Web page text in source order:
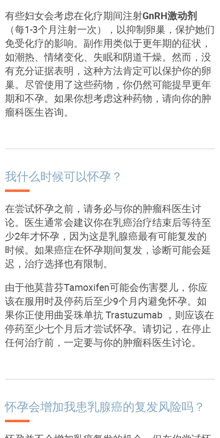
有些妇女会考虑在化疗期间注射GnRH激动剂
（每1-3个月注射一次），以抑制卵巢，保护她们
免受化疗的影响。副作用类似于更年期的征状，
如潮热、情绪变化、失眠和阴道干燥。然而，没
有充分证据表明，这种方法肯定可以保护你的卵
巢。尽管使用了这些药物，你仍然可能提早更年
期和不孕。如果你想考虑这种药物，请向你的肿
瘤科医生咨询。
我什么时候可以怀孕？
在尝试怀孕之前，请务必与你的肿瘤科医生讨
论。医生通常会建议你在乳癌治疗结束后等待至
少2年才怀孕，因为这是乳腺癌最有可能复发的
时候。如果癌症在怀孕期间复发，诊断可能会延
迟，治疗选择也有限制。
由于他莫昔芬Tamoxifen可能会伤害婴儿，你应
该在服用时及停药后至少9个月内避免怀孕。如
果你正使用曲妥珠单抗 Trastuzumab ，则应该在
停药至少七个月后才尝试怀孕。请切记，在停止
任何治疗前，一定要与你的肿瘤科医生讨论。
怀孕会增加我患乳腺癌的复发风险吗？